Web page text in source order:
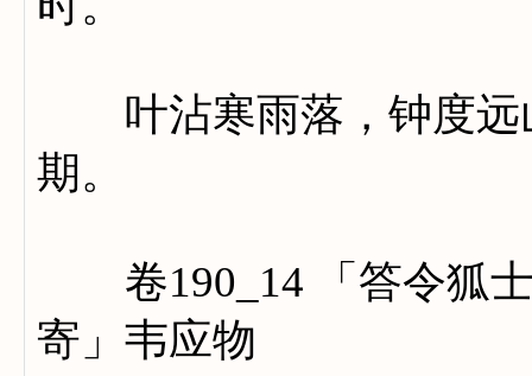
叶沾寒雨落，钟度远
期。
卷190_14 「答令狐士
寄」韦应物